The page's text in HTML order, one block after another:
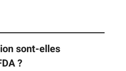
sont-elles
?